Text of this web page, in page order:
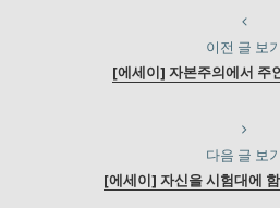
이전 글 보기
[에세이] 자본주의에서 주
다음 글 보기
[에세이] 자신을 시험대에